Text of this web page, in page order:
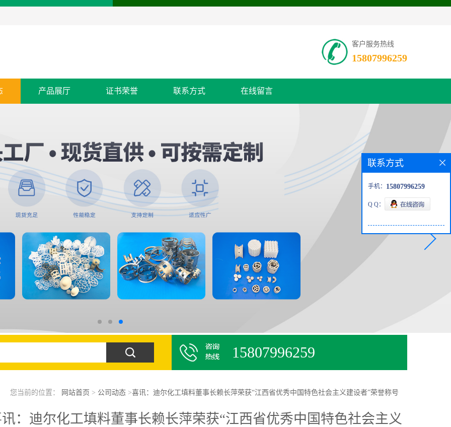
客户服务热线
15807996259
产品展厅 证书荣誉 联系方式 在线留言
15807996259
您当前的位置： 网站首页 > 公司动态 >喜讯：迪尔化工填料董事长赖长萍荣获“江西省优秀中国特色社会主义建设者”荣誉称号
：迪尔化工填料董事长赖长萍荣获“江西省优秀中国特色社会主义
联系方式
手机： 15807996259
Q Q：